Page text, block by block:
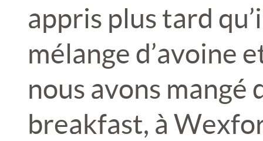
appris plus tard
mélange d’avoine
nous avons mangé
breakfast, à